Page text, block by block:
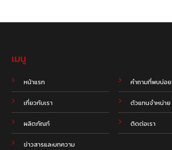
เมนู
หน้าแรก
เกี่ยวกับเรา
ผลิตภัณฑ์
ข่าวสารและบทความ
คำถามที่พบบ่อย
ตัวแทนจำหน่าย
ติดต่อเรา